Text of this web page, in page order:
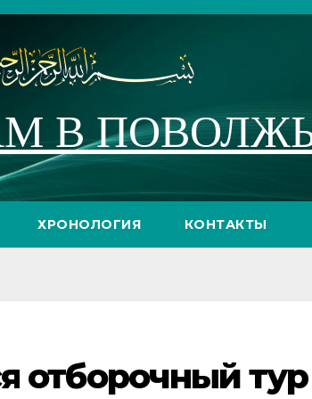
В
ХРОНОЛОГИЯ КОНТАКТЫ
отборочный тур